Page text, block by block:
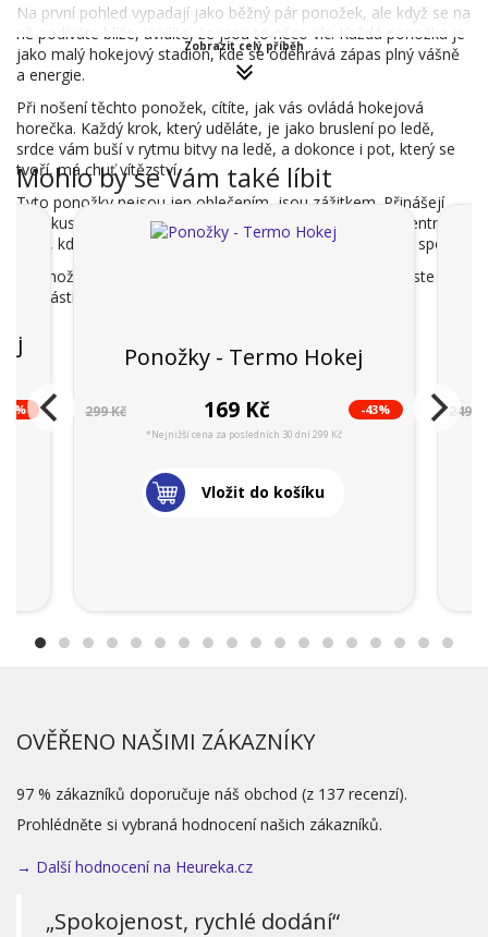
Na první pohled vypadají jako běžný pár ponožek, ale když se na
ně podíváte blíže, uvidíte, že jsou to něco víc. Každá ponožka je
jako malý hokejový stadion, kde se odehrává zápas plný vášně
a energie.
Při nošení těchto ponožek, cítíte, jak vás ovládá hokejová
horečka. Každý krok, který uděláte, je jako bruslení po ledě,
srdce vám buší v rytmu bitvy na ledě, a dokonce i pot, který se
tvoří, má chuť vítězství.
Tyto ponožky nejsou jen oblečením, jsou zážitkem. Přinášejí
vám kus hokejové magie, která vás přenese přímo do centra
akce, kde můžete cítit adrenalin, vášeň a lásku k tomuto sportu.
S ponožkami "Hokej" od WitSocks, nejste jen divákem, jste
součástí hry.
Zobrazit celý příběh
Mohlo by se Vám také líbit
Ponožky - Termo Hokej
299 Kč 169 Kč -43%
*Nejnižší cena za posledních 30 dní 299 Kč
Vložit do košíku
249
OVĚŘENO NAŠIMI ZÁKAZNÍKY
97 % zákazníků doporučuje náš obchod (z 137 recenzí).
Prohlédněte si vybraná hodnocení našich zákazníků.
→ Další hodnocení na Heureka.cz
„Spokojenost, rychlé dodání“